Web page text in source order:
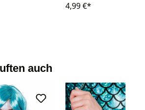
4,99 €*
auch